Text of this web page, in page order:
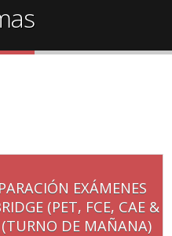
EXÁMENES
(PET, FCE, CAE &
(TURNO DE MAÑANA)